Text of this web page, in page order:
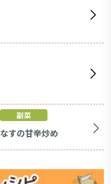
副菜
なすの甘辛炒め